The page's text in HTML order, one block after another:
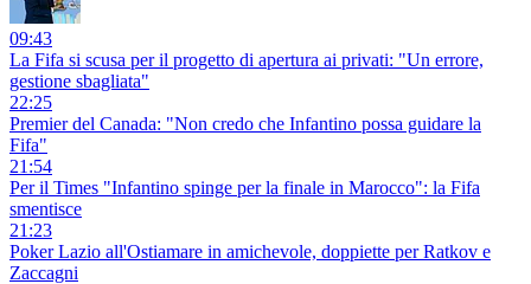
09:43
La Fifa si scusa per il progetto di apertura ai privati: "Un errore,
gestione sbagliata"
22:25
Premier del Canada: "Non credo che Infantino possa guidare la
Fifa"
21:54
Per il Times "Infantino spinge per la finale in Marocco": la Fifa
smentisce
21:23
Poker Lazio all'Ostiamare in amichevole, doppiette per Ratkov e
Zaccagni